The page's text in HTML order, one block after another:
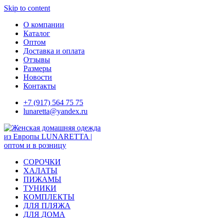
Skip to content
О компании
Каталог
Оптом
Доставка и оплата
Отзывы
Размеры
Новости
Контакты
+7 (917) 564 75 75
lunaretta@yandex.ru
СОРОЧКИ
ХАЛАТЫ
ПИЖАМЫ
ТУНИКИ
КОМПЛЕКТЫ
ДЛЯ ПЛЯЖА
ДЛЯ ДОМА